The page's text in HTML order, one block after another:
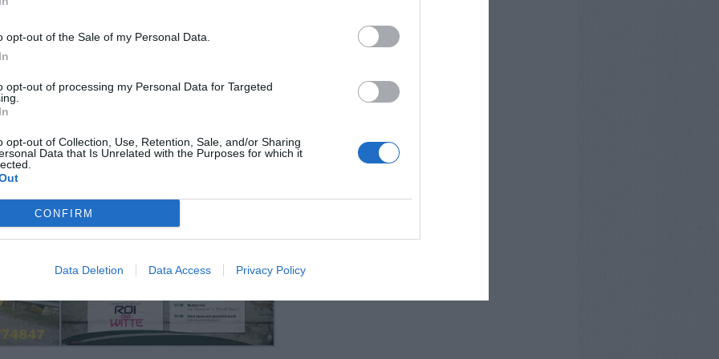
opt-out of the Sale of my Personal Data.
opt-out of processing my Personal Data for Targeted
opt-out of Collection, Use, Retention, Sale, and/or Sharing
Data that Is Unrelated with the Purposes for which it
CONFIRM
Data Deletion Data Access Privacy Policy
spazio all'
in serata con la cena tipica